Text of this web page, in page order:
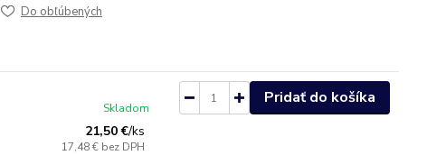
Do obľúbených
21,50 €/ks
17,48 € bez DPH
Skladom
Pridať do košíka